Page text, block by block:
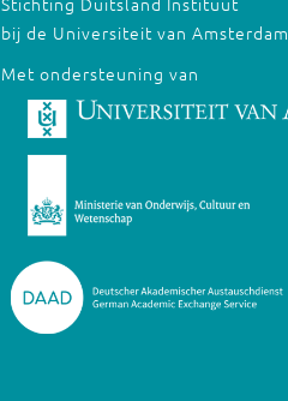
bij de Universiteit van Amsterdam
Met ondersteuning van